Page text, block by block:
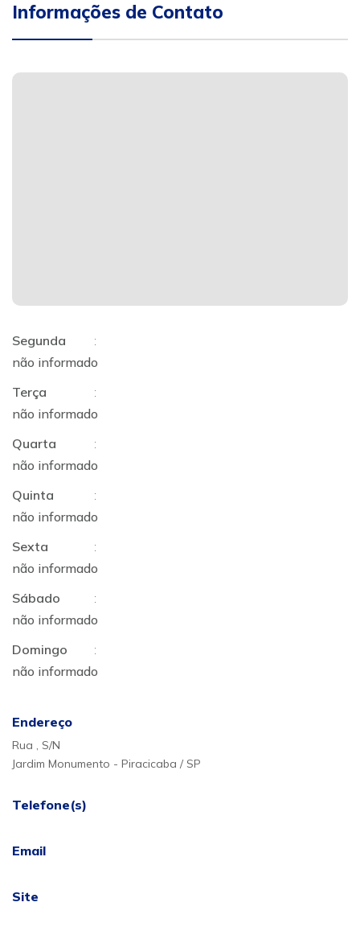
Informações de Contato
Segunda
:
não informado
Terça
:
não informado
Quarta
:
não informado
Quinta
:
não informado
Sexta
:
não informado
Sábado
:
não informado
Domingo
:
não informado
Endereço
Rua , S/N
Jardim Monumento - Piracicaba / SP
Telefone(s)
Email
Site